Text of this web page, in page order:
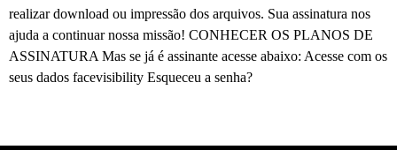
realizar download ou impressão dos arquivos. Sua assinatura nos
ajuda a continuar nossa missão! CONHECER OS PLANOS DE
ASSINATURA Mas se já é assinante acesse abaixo: Acesse com os
seus dados facevisibility Esqueceu a senha?